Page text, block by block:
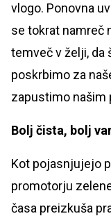
vlogo. Ponovna
se tokrat namreč
temveč v želji, da
poskrbimo za
zapustimo našim
Bolj čista, bolj
Kot pojasnjujejo
promotorju
časa preizkuša